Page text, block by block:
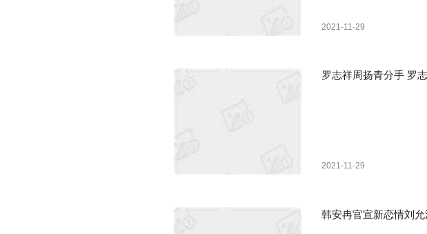
2021-11-29
罗志祥周扬青分手 罗
2021-11-29
韩安冉官宣新恋情刘